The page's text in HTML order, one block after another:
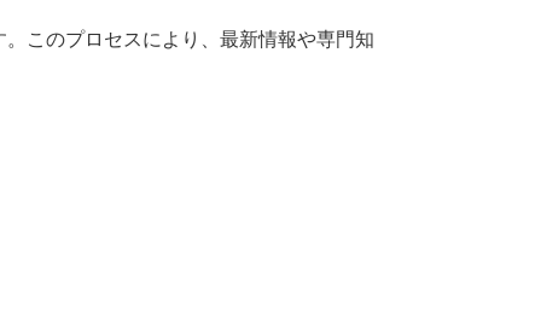
このプロセスにより、最新情報や専門知